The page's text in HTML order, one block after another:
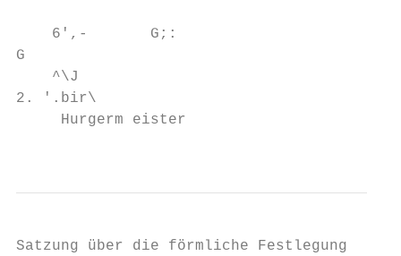
    6',-       G;:
G
    ^\J
2. '.bir\
Hurgerm eister
Satzung über die förmliche Festlegung